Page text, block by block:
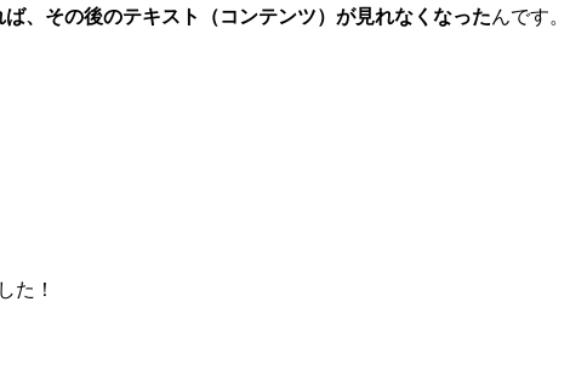
ば、その後のテキスト（コンテンツ）が見れなくなったんです。
た！